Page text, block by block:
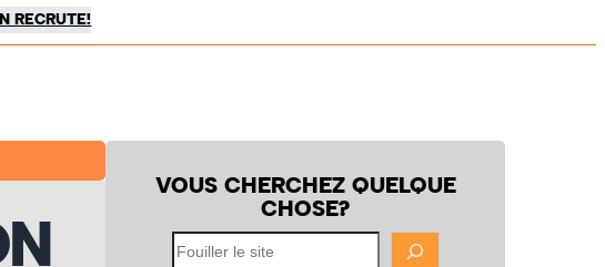
RECRUTE!
VOUS CHERCHEZ QUELQUE
CHOSE?
Fouiller